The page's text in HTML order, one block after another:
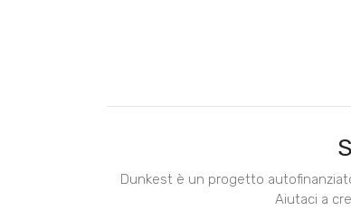
Dunkest è un progetto
Aiutaci a